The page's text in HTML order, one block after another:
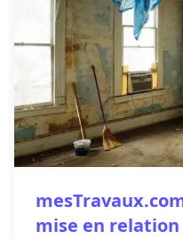
mise en relation